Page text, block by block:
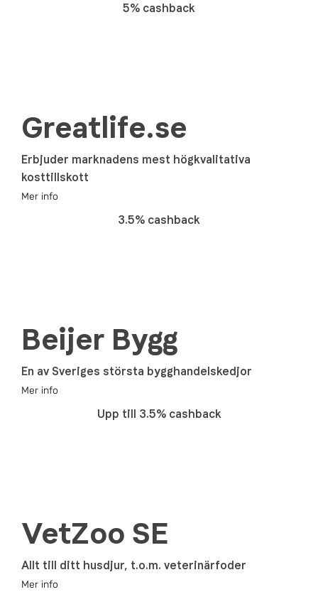
5% cashback
Greatlife.se
Erbjuder marknadens mest högkvalitativa
kosttillskott
Mer info
3.5% cashback
Beijer Bygg
En av Sveriges största bygghandelskedjor
Mer info
Upp till 3.5% cashback
VetZoo SE
Allt till ditt husdjur, t.o.m. veterinärfoder
Mer info